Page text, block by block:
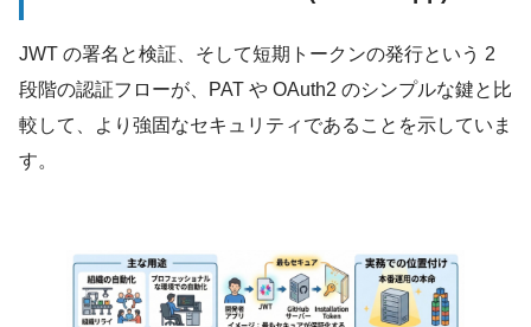
JWT の署名と検証、そして短期トークンの発行という 2
段階の認証フローが、PAT や OAuth2 のシンプルな鍵と比
較して、より強固なセキュリティであることを示していま
す。